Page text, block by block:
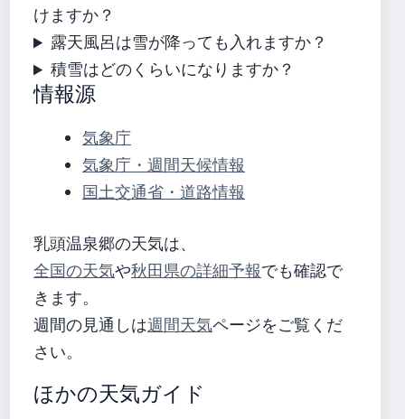
けますか？
露天風呂は雪が降っても入れますか？
積雪はどのくらいになりますか？
情報源
気象庁
気象庁・週間天候情報
国土交通省・道路情報
乳頭温泉郷の天気は、
全国の天気や秋田県の詳細予報でも確認で
きます。
週間の見通しは週間天気ページをご覧くだ
さい。
ほかの天気ガイド